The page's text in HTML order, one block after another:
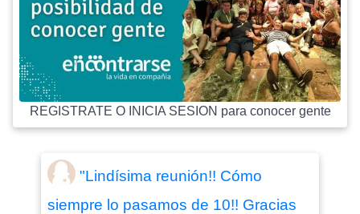
REGISTRATE O INICIA SESION para conocer gente
"Lindísima reunión!! Cómo
siempre lo pasamos de 10!! Gracias